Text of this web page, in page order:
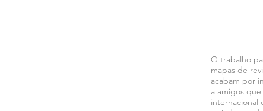
O trabalho
mapas de
acabam por
a amigos
internacional